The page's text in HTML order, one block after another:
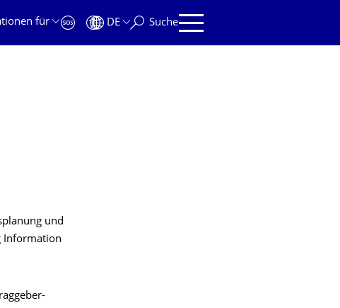
für
DE Suche
und
Information